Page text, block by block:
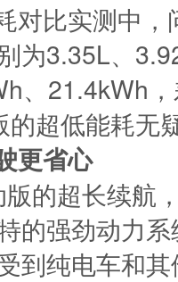
对比实测中
为3.35L、
、21.4kWh
的超低能耗无
更省心
的超长续航
的强劲动力
到纯电车和